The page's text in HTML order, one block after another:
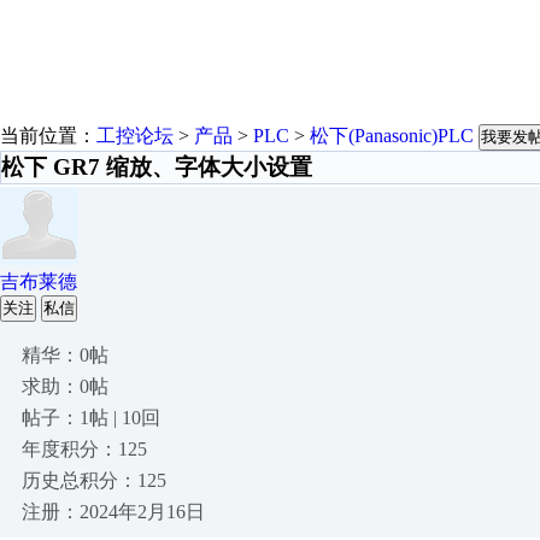
当前位置： 工控论坛 > 产品 > PLC > 松下(Panasonic)PLC 我要发
松下 GR7 缩放、字体大小设置
吉布莱德
关注 私信
精华：0帖
求助：0帖
帖子：1帖 | 10回
年度积分：125
历史总积分：125
注册：2024年2月16日